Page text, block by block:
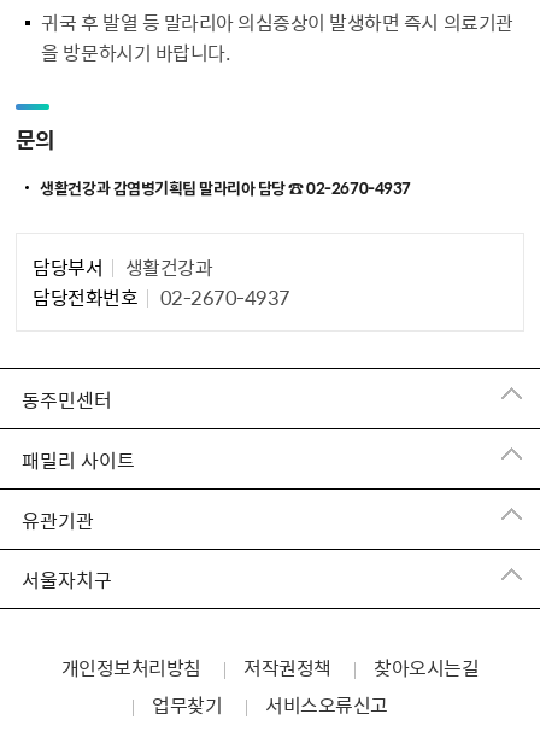
귀국 후 발열 등 말라리아 의심증상이 발생하면 즉시 의료기관
을 방문하시기 바랍니다.
문의
생활건강과 감염병기획팀 말라리아 담당 ☎ 02-2670-4937
담당부서
생활건강과
담당전화번호
02-2670-4937
동주민센터
패밀리 사이트
유관기관
서울자치구
개인정보처리방침 저작권정책
찾아오시는길
업무찾기
서비스오류신고